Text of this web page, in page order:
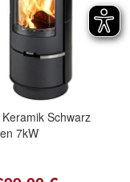
Schwarz
7kW